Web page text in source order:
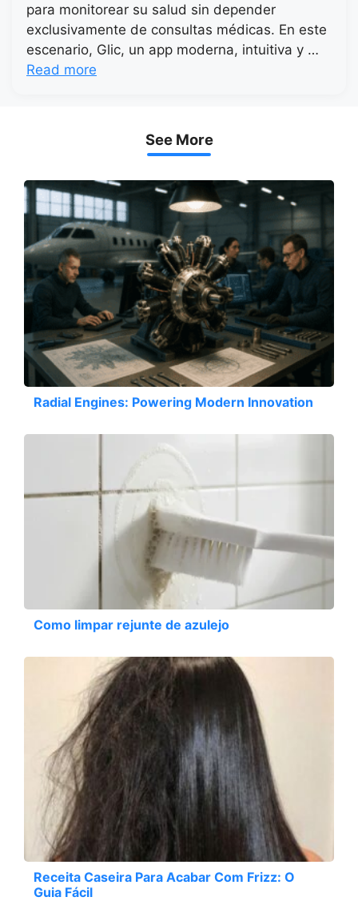
para monitorear su salud sin depender
exclusivamente de consultas médicas. En este
escenario, Glic, un app moderna, intuitiva y …
Read more
See More
Radial Engines: Powering Modern Innovation
Como limpar rejunte de azulejo
Receita Caseira Para Acabar Com Frizz: O
Guia Fácil